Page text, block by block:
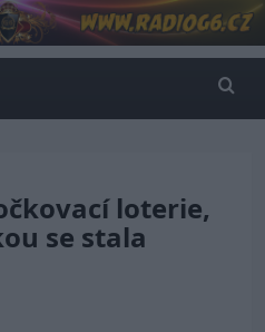
loterie,
se stala